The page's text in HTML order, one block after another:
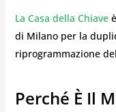
La Casa della Chiave
di Milano per la
riprogrammazione
Perché È Il